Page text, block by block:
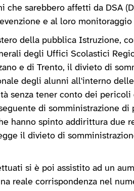
che sarebbero affetti da DSA
e al loro monitoraggio
della pubblica Istruzione,
degli Uffici Scolastici
e di Trento, il divieto di
degli alunni all'interno
senza tener conto dei
di somministrazione di
hanno spinto addirittura due
il divieto di
si è poi assistito ad un
reale corrispondenza nel